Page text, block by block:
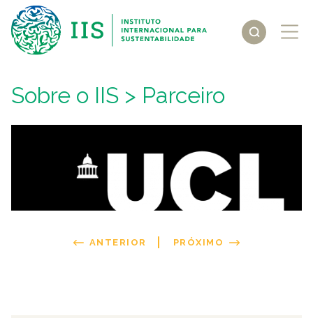
Sobre o IIS > Parceiro
ANTERIOR PRÓXIMO